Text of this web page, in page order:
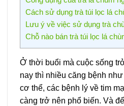
Cách sử dụng trà túi lọc lá
Lưu ý về việc sử dụng trà
Chỗ nào bán trà túi lọc lá
Ở thời buổi mà cuộc sống
nay thì nhiều căng bệnh
cơ thể, các bệnh lý về tim
càng trở nên phổ biến. Và